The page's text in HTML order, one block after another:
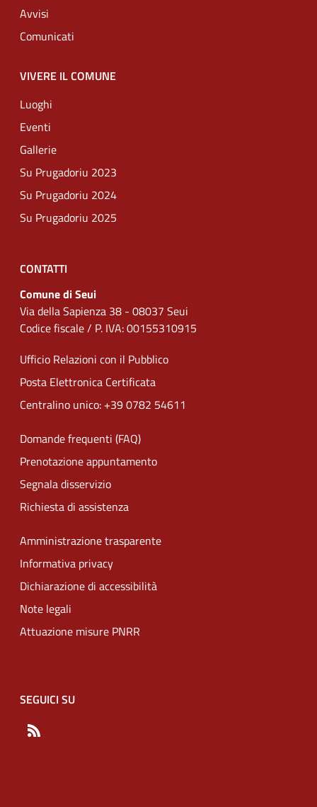
Avvisi
Comunicati
VIVERE IL COMUNE
Luoghi
Eventi
Gallerie
Su Prugadoriu 2023
Su Prugadoriu 2024
Su Prugadoriu 2025
CONTATTI
Comune di Seui
Via della Sapienza 38 - 08037 Seui
Codice fiscale / P. IVA: 00155310915
Ufficio Relazioni con il Pubblico
Posta Elettronica Certificata
Centralino unico: +39 0782 54611
Domande frequenti (FAQ)
Prenotazione appuntamento
Segnala disservizio
Richiesta di assistenza
Amministrazione trasparente
Informativa privacy
Dichiarazione di accessibilità
Note legali
Attuazione misure PNRR
SEGUICI SU